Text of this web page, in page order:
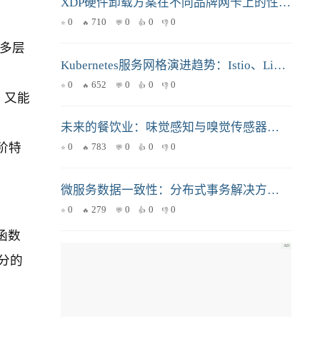
层
又能
特
数
的
0 710 0 0 0
Kubernetes服务网格演进趋势：Istio、Linkerd、Cilium及eBPF的对比与应用
0 652 0 0 0
未来的餐饮业：味觉感知与嗅觉传感器如何改变食品行业
0 783 0 0 0
微服务数据一致性：分布式事务解决方案的选型指南
0 279 0 0 0